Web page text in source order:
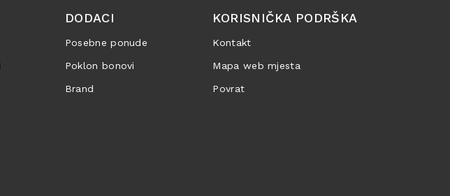
DODACI
Posebne ponude
Poklon bonovi
Brand
KORISNIČKA PODRŠKA
Kontakt
Mapa web mjesta
Povrat